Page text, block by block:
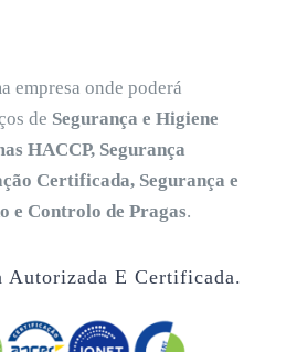
empresa onde poderá
de Segurança e Higiene
HACCP, Segurança
Certificada, Segurança e
e Controlo de Pragas.
Autorizada E Certificada.